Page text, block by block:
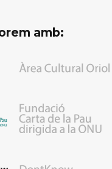
amb: